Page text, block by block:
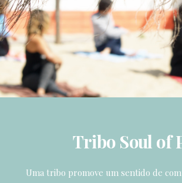
Tribo Soul of
Uma tribo promove um sentido de